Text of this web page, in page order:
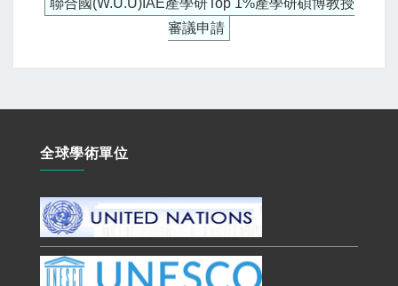
聯合國(W.U.U)IAE產學研Top 1%產學研碩博教授
審議申請
全球學術單位